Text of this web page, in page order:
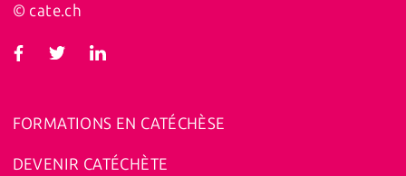
© cate.ch
FORMATIONS EN CATÉCHÈSE
DEVENIR CATÉCHÈTE